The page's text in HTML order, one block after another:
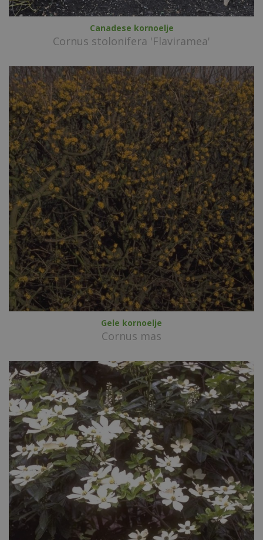
Canadese kornoelje
Cornus stolonifera 'Flaviramea'
Gele kornoelje
Cornus mas